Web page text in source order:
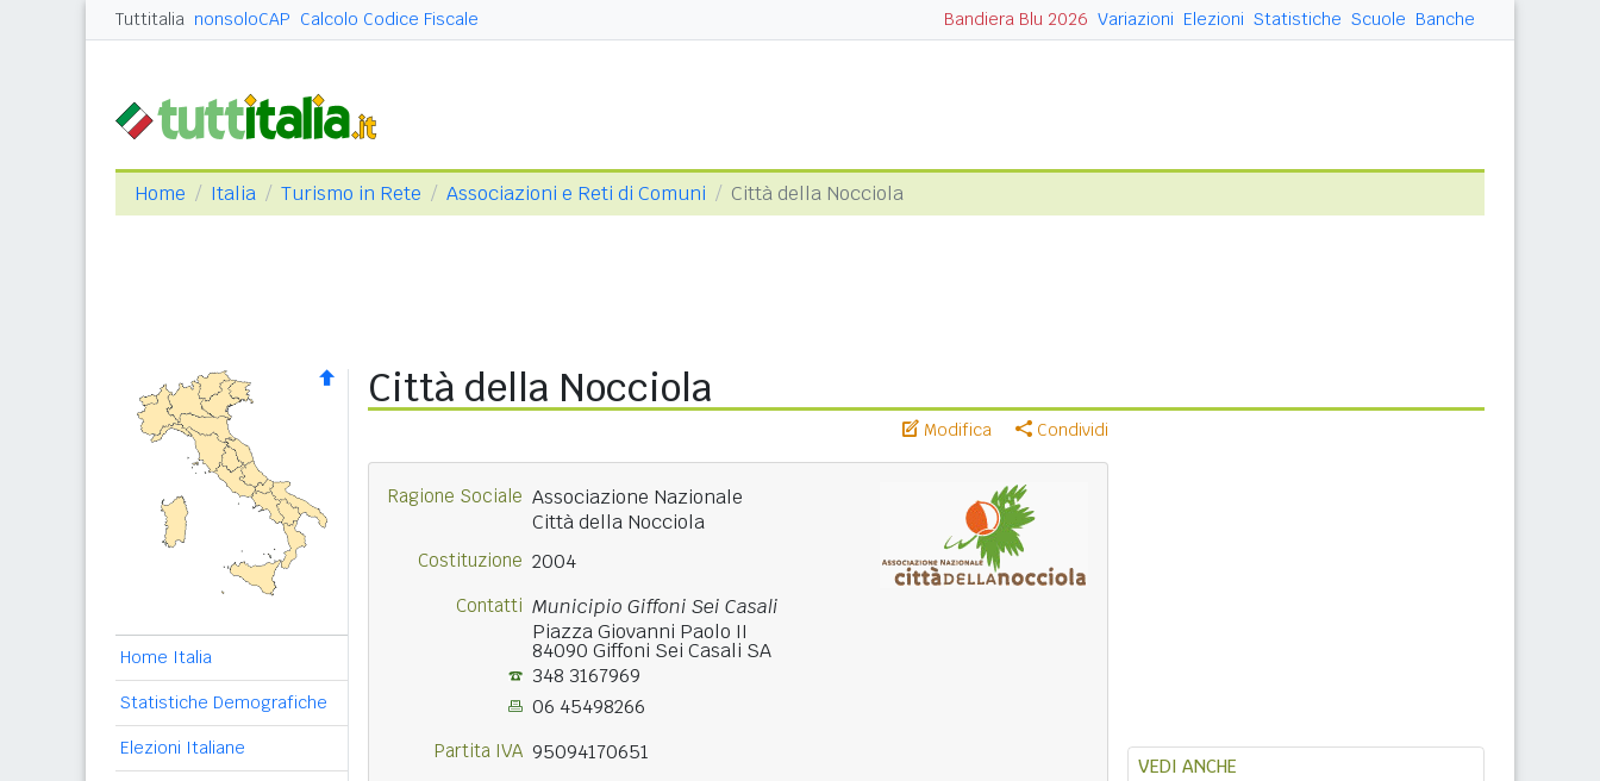
Tuttitalia nonsoloCAP Calcolo Codice Fiscale Bandiera Blu 2026 Variazioni Elezioni Statistiche Scuole Banche
Home Italia Turismo in Rete Associazioni e Reti di Comuni Città della Nocciola
Home Italia
Statistiche Demografiche
Elezioni Italiane
Città della Nocciola
Modifica Condividi
Ragione Sociale Associazione Nazionale
Città della Nocciola
Costituzione 2004
Contatti Municipio Giffoni Sei Casali
Piazza Giovanni Paolo II
84090 Giffoni Sei Casali SA
348 3167969
06 45498266
Partita IVA 95094170651
VEDI ANCHE